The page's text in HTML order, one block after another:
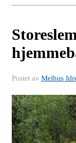
Postet av Melhus